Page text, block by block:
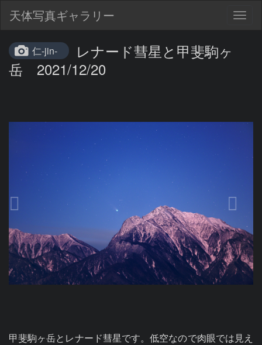
天体写真ギャラリー
仁-jin-
レナード彗星と甲斐駒ヶ
岳 2021/12/20
甲斐駒ヶ岳とレナード彗星です。低空なので肉眼では見え